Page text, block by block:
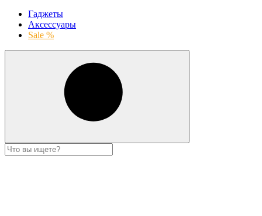
Гаджеты
Аксессуары
Sale %